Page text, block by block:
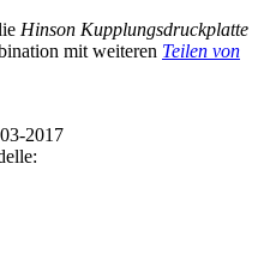
Hinson Kupplungsdruckplatte
mit weiteren Teilen von
2017